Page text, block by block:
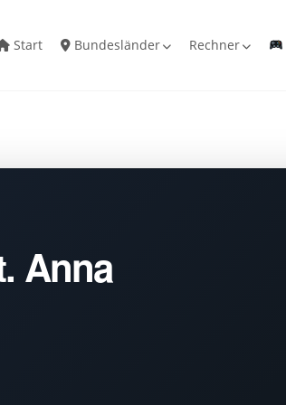
Start Bundesländer Rechner
Anna